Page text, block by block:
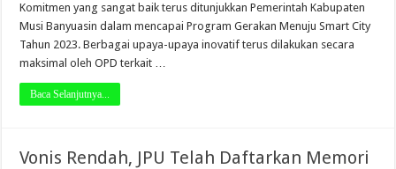
Komitmen yang sangat baik terus ditunjukkan Pemerintah Kabupaten
Musi Banyuasin dalam mencapai Program Gerakan Menuju Smart City
Tahun 2023. Berbagai upaya-upaya inovatif terus dilakukan secara
maksimal oleh OPD terkait …
Baca Selanjutnya...
Vonis Rendah, JPU Telah Daftarkan Memori